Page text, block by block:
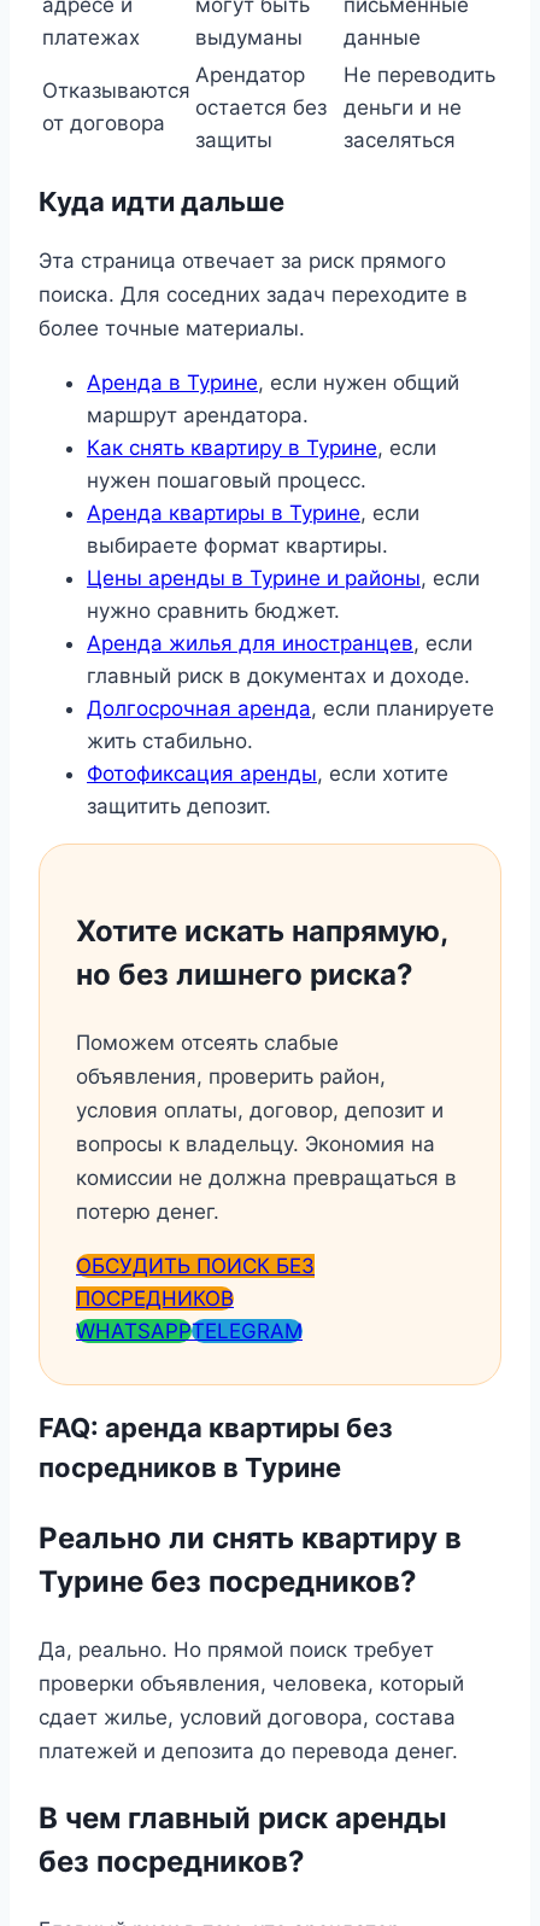
платежах
выдуманы
данные
Отказываются
от договора
Арендатор
остается без
защиты
Не переводить
деньги и не
заселяться
Куда идти дальше
Эта страница отвечает за риск прямого
поиска. Для соседних задач переходите в
более точные материалы.
Аренда в Турине, если нужен общий
маршрут арендатора.
Как снять квартиру в Турине, если
нужен пошаговый процесс.
Аренда квартиры в Турине, если
выбираете формат квартиры.
Цены аренды в Турине и районы, если
нужно сравнить бюджет.
Аренда жилья для иностранцев, если
главный риск в документах и доходе.
Долгосрочная аренда, если планируете
жить стабильно.
Фотофиксация аренды, если хотите
защитить депозит.
Хотите искать напрямую,
но без лишнего риска?
Поможем отсеять слабые
объявления, проверить район,
условия оплаты, договор, депозит и
вопросы к владельцу. Экономия на
комиссии не должна превращаться в
потерю денег.
ОБСУДИТЬ ПОИСК БЕЗ
ПОСРЕДНИКОВ
WHATSAPPTELEGRAM
FAQ: аренда квартиры без
посредников в Турине
Реально ли снять квартиру в
Турине без посредников?
Да, реально. Но прямой поиск требует
проверки объявления, человека, который
сдает жилье, условий договора, состава
платежей и депозита до перевода денег.
В чем главный риск аренды
без посредников?